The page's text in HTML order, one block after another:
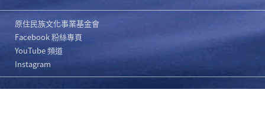
原住民族文化事業基金會
Facebook 粉絲專頁
YouTube 頻道
Instagram